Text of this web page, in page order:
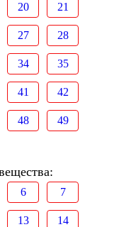
20 21
27 28
34 35
41 42
48 49
6 7
13 14